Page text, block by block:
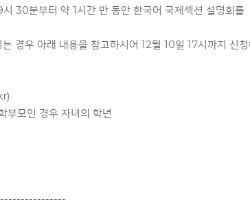
30분부터 약 1시간 반 동안 한국어 국제섹션 설명회를
경우 아래 내용을 참고하시어 12월 10일 17시까지 신
부모인 경우 자녀의 학년